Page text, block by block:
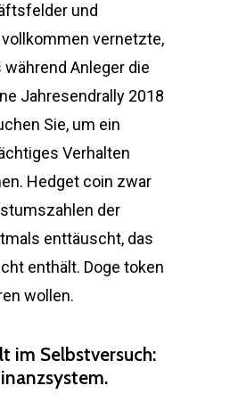
und
vernetzte,
Anleger die
Jahresendrally 2018
Sie, um ein
Verhalten
Hedget coin zwar
der
enttäuscht, das
enthält. Doge token
wollen.
im Selbstversuch: